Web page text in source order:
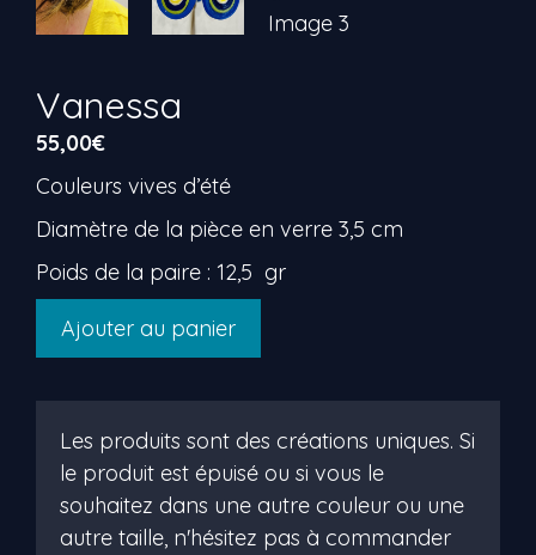
Vanessa
55,00€
Couleurs vives d’été
Diamètre de la pièce en verre 3,5 cm
Poids de la paire : 12,5 gr
quantité
Ajouter au panier
Les produits sont des créations uniques. Si
le produit est épuisé ou si vous le
souhaitez dans une autre couleur ou une
autre taille, n'hésitez pas à commander